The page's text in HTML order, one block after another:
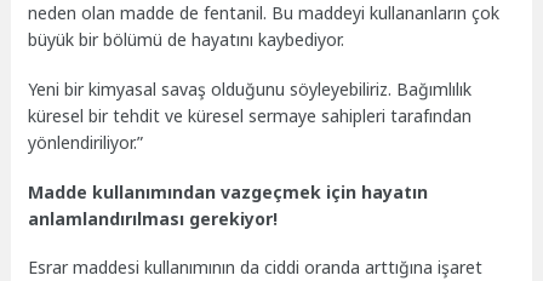
neden olan madde de fentanil. Bu maddeyi kullananların çok
büyük bir bölümü de hayatını kaybediyor.
Yeni bir kimyasal savaş olduğunu söyleyebiliriz. Bağımlılık
küresel bir tehdit ve küresel sermaye sahipleri tarafından
yönlendiriliyor.”
Madde kullanımından vazgeçmek için hayatın
anlamlandırılması gerekiyor!
Esrar maddesi kullanımının da ciddi oranda arttığına işaret